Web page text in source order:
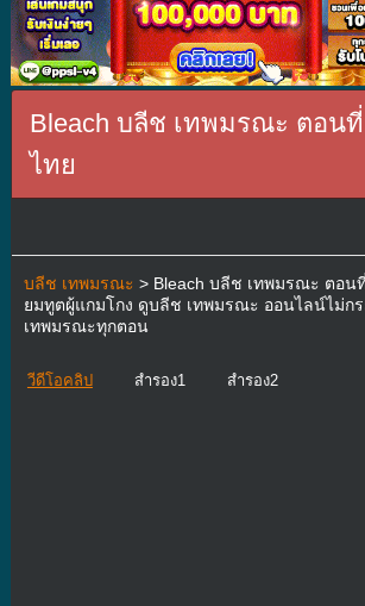
Bleach บลีช เทพมรณะ ตอน
ไทย
บลีช เทพมรณะ > Bleach บลีช เทพมรณะ ตอน
ยมทูตผู้แกมโกง ดูบลีช เทพมรณะ ออนไลน์ไม่ก
เทพมรณะทุกตอน
วีดีโอคลิป สำรอง1 สำรอง2